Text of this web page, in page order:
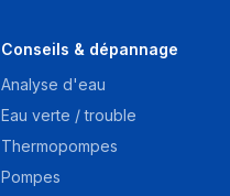
Conseils & dépannage
Analyse d'eau
Eau verte / trouble
Thermopompes
Pompes